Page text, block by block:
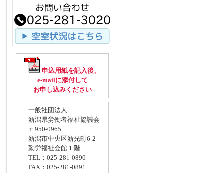
申込用紙を記入後、
e-mailに添付して
お申し込みください
一般社団法人
新潟県労働者福祉協議会
〒950-0965
新潟市中央区新光町6-2
勤労福祉会館１階
TEL：025-281-0890
FAX：025-281-0891